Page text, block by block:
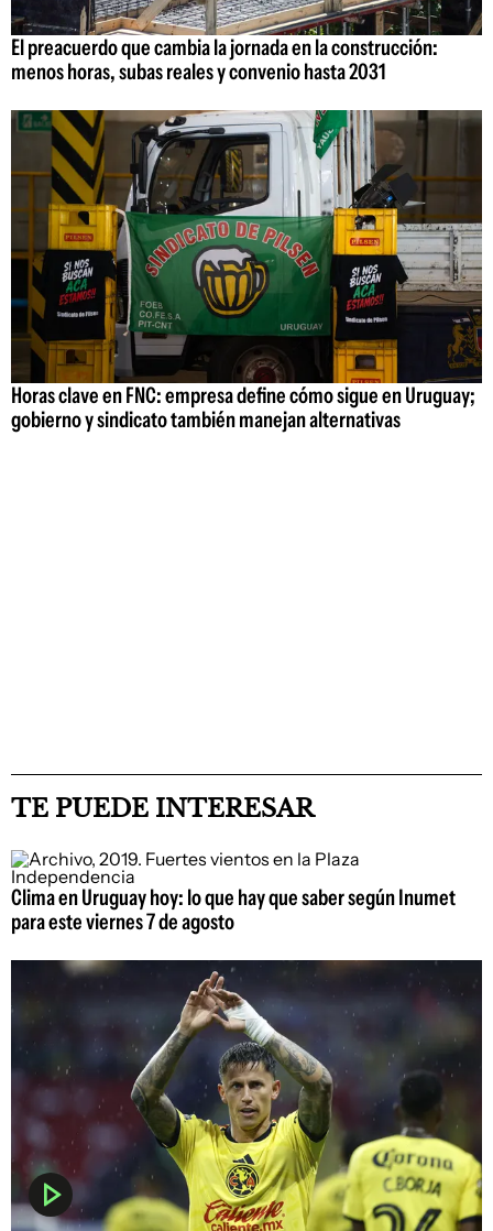
El preacuerdo que cambia la jornada en la construcción:
menos horas, subas reales y convenio hasta 2031
Horas clave en FNC: empresa define cómo sigue en Uruguay;
gobierno y sindicato también manejan alternativas
TE PUEDE INTERESAR
Clima en Uruguay hoy: lo que hay que saber según Inumet
para este viernes 7 de agosto